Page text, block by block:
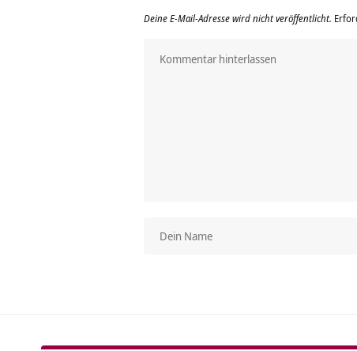
Deine E-Mail-Adresse wird nicht veröffentlicht.